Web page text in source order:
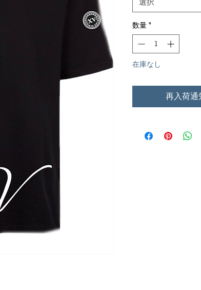
選択
数量 *
在庫なし
再入荷通